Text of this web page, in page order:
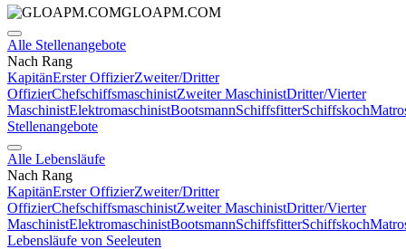
GLOAPM.COM
Alle Stellenangebote
Nach Rang
KapitänErster OffizierZweiter/Dritter
OffizierChefschiffsmaschinistZweiter MaschinistDritter/Vierter
MaschinistElektromaschinistBootsmannSchiffsfitterSchiffskoch
Stellenangebote
Alle Lebensläufe
Nach Rang
KapitänErster OffizierZweiter/Dritter
OffizierChefschiffsmaschinistZweiter MaschinistDritter/Vierter
MaschinistElektromaschinistBootsmannSchiffsfitterSchiffskoch
Lebensläufe von Seeleuten